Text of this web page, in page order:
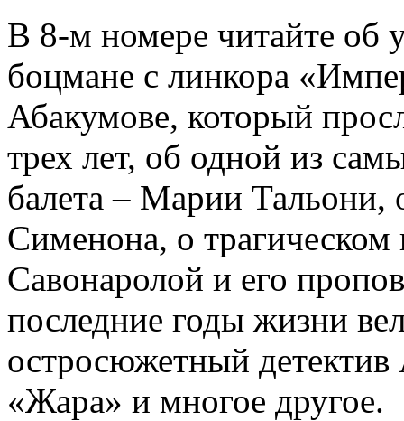
В 8-м номере читайте об
боцмане с линкора
Абакумове, который
трех лет, об одной из
балета – Марии
Сименона, о трагическом
Савонаролой и его
последние годы жизни
остросюжетный детектив
«Жара» и многое другое.